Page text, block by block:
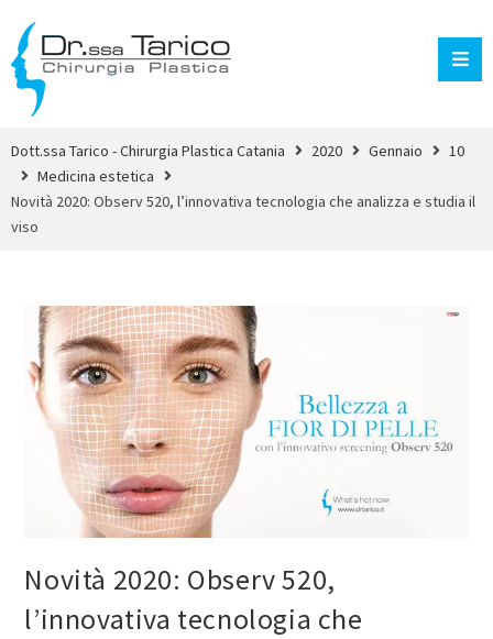
Dott.ssa Tarico - Chirurgia Plastica Catania 2020 Gennaio
10
Medicina estetica
Novità 2020: Observ 520, l’innovativa tecnologia che analizza e studia il
viso
Novità 2020: Observ 520,
l’innovativa tecnologia che